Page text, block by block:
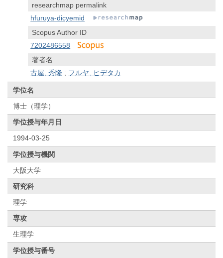
researchmap permalink
hfuruya-dicyemid
Scopus Author ID
7202486558
著者名
古屋, 秀隆 ; フルヤ, ヒデタカ
学位名
博士（理学）
学位授与年月日
1994-03-25
学位授与機関
大阪大学
研究科
理学
専攻
生理学
学位授与番号